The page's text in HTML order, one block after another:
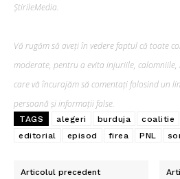
ȘtirileMedia.
Vă rugăm să aveți în vedere faptul că toate
moderate, pentru a evita injuriile,
care vă încurajăm să comentați folosind un
persoană și informații false.
TAGS alegeri burduja coalitie
editorial
episod firea PNL
Articolul precedent